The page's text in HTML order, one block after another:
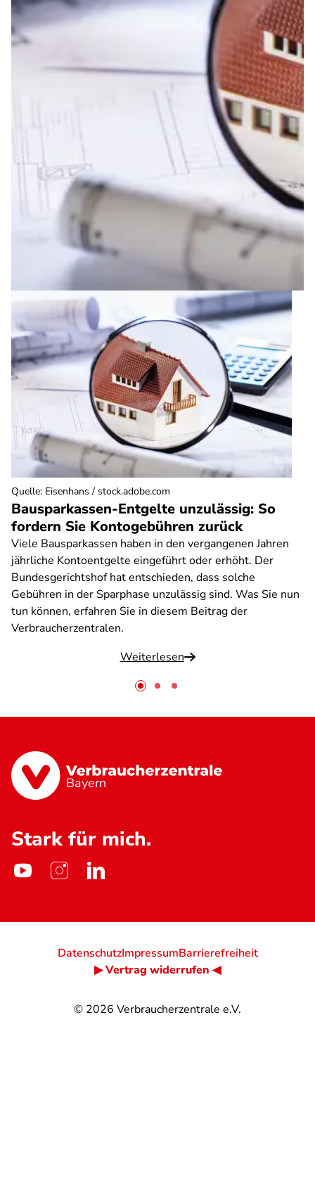
Bausparkassen-Entgelte unzulässig: So
fordern Sie Kontogebühren zurück
Viele Bausparkassen haben in den vergangenen Jahren
jährliche Kontoentgelte eingeführt oder erhöht. Der
Bundesgerichtshof hat entschieden, dass solche
Gebühren in der Sparphase unzulässig sind. Was Sie nun
tun können, erfahren Sie in diesem Beitrag der
Verbraucherzentralen.
Weiterlesen
Quelle: Eisenhans / stock.adobe.com
Bayern
Stark für mich.
© 2026 Verbraucherzentrale e.V.
DatenschutzImpressumBarrierefreiheit
▶ Vertrag widerrufen ◀